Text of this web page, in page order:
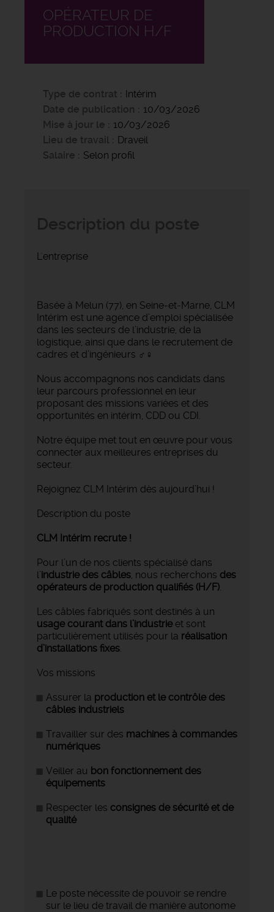
OPÉRATEUR DE
PRODUCTION H/F
Type de contrat
Intérim
Date de publication
10/03/2026
Mise à jour le
10/03/2026
Lieu de travail
Draveil
Salaire
Selon profil
L'entreprise
Basée à Melun (77), en Seine-et-Marne, CLM
Intérim est une agence d’emploi spécialisée
dans les secteurs de l’industrie, de la
logistique, ainsi que dans le recrutement de
cadres et d’ingénieurs ‍♂️‍♀️
Nous accompagnons nos candidats dans
leur parcours professionnel en leur
proposant des missions variées et des
opportunités en intérim, CDD ou CDI.
Notre équipe met tout en œuvre pour vous
connecter aux meilleures entreprises du
secteur.
Rejoignez CLM Intérim dès aujourd’hui !
Description du poste
CLM Intérim recrute ! ️
Pour l’un de nos clients spécialisé dans
l’industrie des câbles, nous recherchons des
opérateurs de production qualifiés (H/F).
Les câbles fabriqués sont destinés à un
usage courant dans l’industrieet sont
particulièrement utilisés pour la réalisation
d’installations fixes.
Vos missions
Assurer la production et le contrôle des
câbles industriels
Travailler sur des machines à commandes
numériques
Veiller au bon fonctionnement des
équipements
Respecter les consignes de sécurité et de
qualité
Le poste nécessite de pouvoir se rendre
sur le lieu de travail de manière autonome